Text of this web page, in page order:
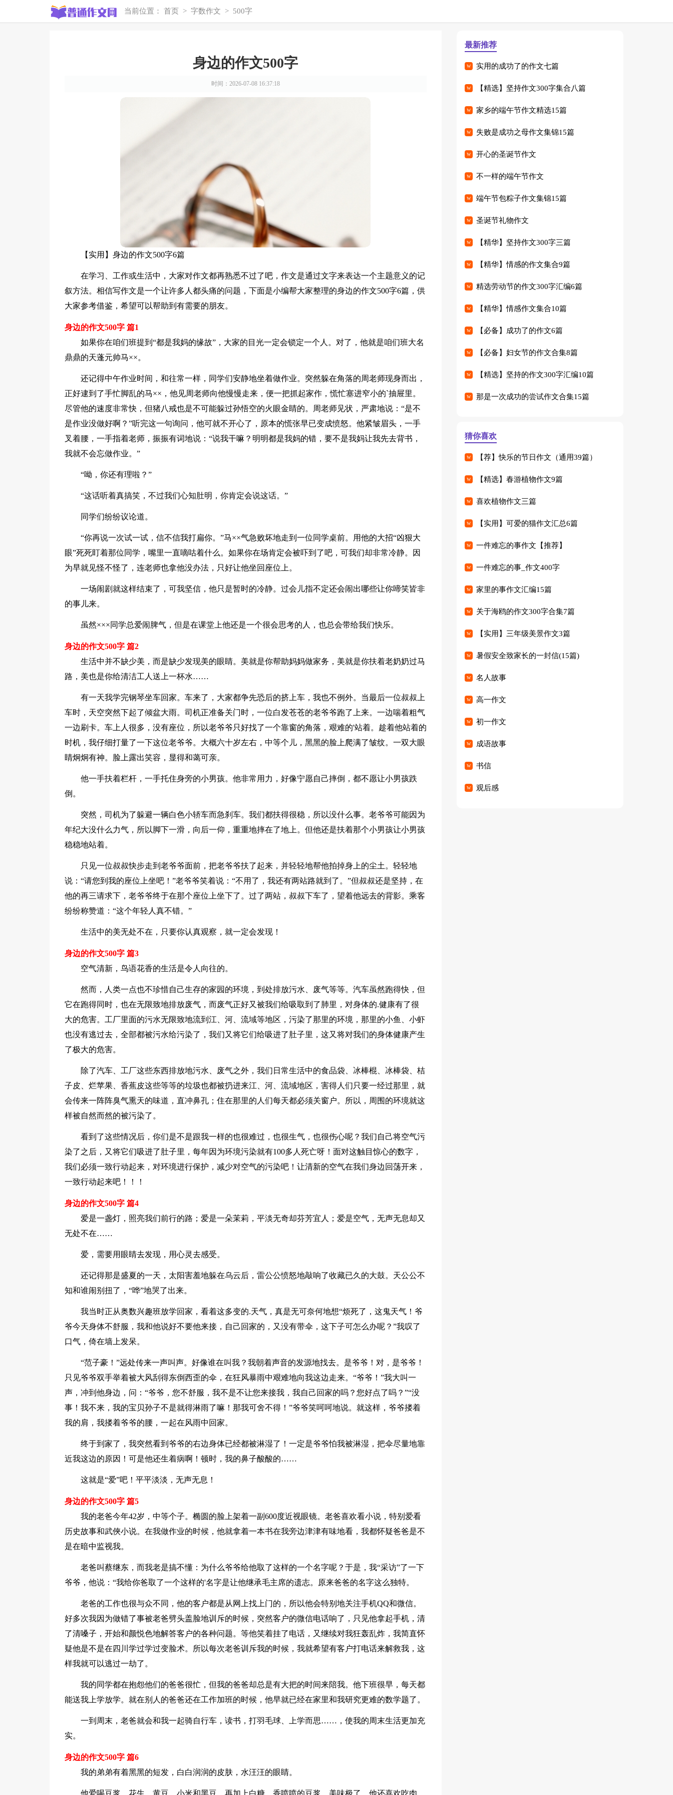
当前位置： 首页 > 字数作文 > 500字
身边的作文500字
时间：2026-07-08 16:37:18
【实用】身边的作文500字6篇
在学习、工作或生活中，大家对作文都再熟悉不过了吧，作文是通过文字来表达一个主题意义的记
叙方法。相信写作文是一个让许多人都头痛的问题，下面是小编帮大家整理的身边的作文500字6篇，供
大家参考借鉴，希望可以帮助到有需要的朋友。
身边的作文500字 篇1
如果你在咱们班提到“都是我妈的缘故”，大家的目光一定会锁定一个人。对了，他就是咱们班大名
鼎鼎的天蓬元帅马××。
还记得中午作业时间，和往常一样，同学们安静地坐着做作业。突然躲在角落的周老师现身而出，
正好逮到了手忙脚乱的马××，他见周老师向他慢慢走来，便一把抓起家作，慌忙塞进窄小的`抽屉里。
尽管他的速度非常快，但猪八戒也是不可能躲过孙悟空的火眼金睛的。周老师见状，严肃地说：“是不
是作业没做好啊？”听完这一句询问，他可就不开心了，原本的慌张早已变成愤怒。他紧皱眉头，一手
叉着腰，一手指着老师，振振有词地说：“说我干嘛？明明都是我妈的错，要不是我妈让我先去背书，
我就不会忘做作业。”
“呦，你还有理啦？”
“这话听着真搞笑，不过我们心知肚明，你肯定会说这话。”
同学们纷纷议论道。
“你再说一次试一试，信不信我打扁你。”马××气急败坏地走到一位同学桌前。用他的大招“凶狠大
眼”死死盯着那位同学，嘴里一直嘀咕着什么。如果你在场肯定会被吓到了吧，可我们却非常冷静。因
为早就见怪不怪了，连老师也拿他没办法，只好让他坐回座位上。
一场闹剧就这样结束了，可我坚信，他只是暂时的冷静。过会儿指不定还会闹出哪些让你啼笑皆非
的事儿来。
虽然×××同学总爱闹脾气，但是在课堂上他还是一个很会思考的人，也总会带给我们快乐。
身边的作文500字 篇2
生活中并不缺少美，而是缺少发现美的眼睛。美就是你帮助妈妈做家务，美就是你扶着老奶奶过马
路，美也是你给清洁工人送上一杯水……
有一天我学完钢琴坐车回家。车来了，大家都争先恐后的挤上车，我也不例外。当最后一位叔叔上
车时，天空突然下起了倾盆大雨。司机正准备关门时，一位白发苍苍的老爷爷跑了上来。一边喘着粗气
一边刷卡。车上人很多，没有座位，所以老爷爷只好找了一个靠窗的角落，艰难的'站着。趁着他站着的
时机，我仔细打量了一下这位老爷爷。大概六十岁左右，中等个儿，黑黑的脸上爬满了皱纹。一双大眼
睛炯炯有神。脸上露出笑容，显得和蔼可亲。
他一手扶着栏杆，一手托住身旁的小男孩。他非常用力，好像宁愿自己摔倒，都不愿让小男孩跌
倒。
突然，司机为了躲避一辆白色小轿车而急刹车。我们都扶得很稳，所以没什么事。老爷爷可能因为
年纪大没什么力气，所以脚下一滑，向后一仰，重重地摔在了地上。但他还是扶着那个小男孩让小男孩
稳稳地站着。
只见一位叔叔快步走到老爷爷面前，把老爷爷扶了起来，并轻轻地帮他拍掉身上的尘土。轻轻地
说：“请您到我的座位上坐吧！”老爷爷笑着说：“不用了，我还有两站路就到了。”但叔叔还是坚持，在
他的再三请求下，老爷爷终于在那个座位上坐下了。过了两站，叔叔下车了，望着他远去的背影。乘客
纷纷称赞道：“这个年轻人真不错。”
生活中的美无处不在，只要你认真观察，就一定会发现！
身边的作文500字 篇3
空气清新，鸟语花香的生活是令人向往的。
然而，人类一点也不珍惜自己生存的家园的环境，到处排放污水、废气等等。汽车虽然跑得快，但
它在跑得同时，也在无限致地排放废气，而废气正好又被我们给吸取到了肺里，对身体的.健康有了很
大的危害。工厂里面的污水无限致地流到江、河、流域等地区，污染了那里的环境，那里的小鱼、小虾
也没有逃过去，全部都被污水给污染了，我们又将它们给吸进了肚子里，这又将对我们的身体健康产生
了极大的危害。
除了汽车、工厂这些东西排放地污水、废气之外，我们日常生活中的食品袋、冰棒棍、冰棒袋、桔
子皮、烂苹果、香蕉皮这些等等的垃圾也都被扔进来江、河、流域地区，害得人们只要一经过那里，就
会传来一阵阵臭气熏天的味道，直冲鼻孔；住在那里的人们每天都必须关窗户。所以，周围的环境就这
样被自然而然的被污染了。
看到了这些情况后，你们是不是跟我一样的也很难过，也很生气，也很伤心呢？我们自己将空气污
染了之后，又将它们吸进了肚子里，每年因为环境污染就有100多人死亡呀！面对这触目惊心的数字，
我们必须一致行动起来，对环境进行保护，减少对空气的污染吧！让清新的空气在我们身边回荡开来，
一致行动起来吧！！！
身边的作文500字 篇4
爱是一盏灯，照亮我们前行的路；爱是一朵茉莉，平淡无奇却芬芳宜人；爱是空气，无声无息却又
无处不在……
爱，需要用眼睛去发现，用心灵去感受。
还记得那是盛夏的一天，太阳害羞地躲在乌云后，雷公公愤怒地敲响了收藏已久的大鼓。天公公不
知和谁闹别扭了，“哗”地哭了出来。
我当时正从奥数兴趣班放学回家，看着这多变的.天气，真是无可奈何地想“烦死了，这鬼天气！爷
爷今天身体不舒服，我和他说好不要他来接，自己回家的，又没有带伞，这下子可怎么办呢？”我叹了
口气，倚在墙上发呆。
“范子豪！”远处传来一声叫声。好像谁在叫我？我朝着声音的发源地找去。是爷爷！对，是爷爷！
只见爷爷双手举着被大风刮得东倒西歪的伞，在狂风暴雨中艰难地向我这边走来。“爷爷！”我大叫一
声，冲到他身边，问：“爷爷，您不舒服，我不是不让您来接我，我自己回家的吗？您好点了吗？”“没
事！我不来，我的宝贝孙子不是就得淋雨了嘛！那我可舍不得！”爷爷笑呵呵地说。就这样，爷爷搂着
我的肩，我搂着爷爷的腰，一起在风雨中回家。
终于到家了，我突然看到爷爷的右边身体已经都被淋湿了！一定是爷爷怕我被淋湿，把伞尽量地靠
近我这边的原因！可是他还生着病啊！顿时，我的鼻子酸酸的……
这就是“爱”吧！平平淡淡，无声无息！
身边的作文500字 篇5
我的老爸今年42岁，中等个子。椭圆的脸上架着一副600度近视眼镜。老爸喜欢看小说，特别爱看
历史故事和武俠小说。在我做作业的时候，他就拿着一本书在我旁边津津有味地看，我都怀疑爸爸是不
是在暗中监视我。
老爸叫蔡继东，而我老是搞不懂：为什么爷爷给他取了这样的一个名字呢？于是，我“采访”了一下
爷爷，他说：“我给你爸取了一个这样的'名字是让他继承毛主席的遗志。原来爸爸的名字这么独特。
老爸的工作也很与众不同，他的客户都是从网上找上门的，所以他会特别地关注手机QQ和微信。
好多次我因为做错了事被老爸劈头盖脸地训斥的时候，突然客户的微信电话响了，只见他拿起手机，清
了清嗓子，开始和颜悦色地解答客户的各种问题。等他笑着挂了电话，又继续对我狂轰乱炸，我简直怀
疑他是不是在四川学过学过变脸术。所以每次老爸训斥我的时候，我就希望有客户打电话来解救我，这
样我就可以逃过一劫了。
我的同学都在抱怨他们的爸爸很忙，但我的爸爸却总是有大把的时间来陪我。他下班很早，每天都
能送我上学放学。就在别人的爸爸还在工作加班的时候，他早就已经在家里和我研究更难的数学题了。
一到周末，老爸就会和我一起骑自行车，读书，打羽毛球、上学而思……，使我的周末生活更加充
实。
身边的作文500字 篇6
我的弟弟有着黑黑的短发，白白润润的皮肤，水汪汪的眼睛。
他爱喝豆浆。花生、黄豆、小米和黑豆，再加上白糖，香喷喷的豆浆，美味极了。他还喜欢吃肉
最新推荐
实用的成功了的作文七篇
【精选】坚持作文300字集合八篇
家乡的端午节作文精选15篇
失败是成功之母作文集锦15篇
开心的圣诞节作文
不一样的端午节作文
端午节包粽子作文集锦15篇
圣诞节礼物作文
【精华】坚持作文300字三篇
【精华】情感的作文集合9篇
精选劳动节的作文300字汇编6篇
【精华】情感作文集合10篇
【必备】成功了的作文6篇
【必备】妇女节的作文合集8篇
【精选】坚持的作文300字汇编10篇
那是一次成功的尝试作文合集15篇
猜你喜欢
【荐】快乐的节日作文（通用39篇）
【精选】春游植物作文9篇
喜欢植物作文三篇
【实用】可爱的猫作文汇总6篇
一件难忘的事作文【推荐】
一件难忘的事_作文400字
家里的事作文汇编15篇
关于海鸥的作文300字合集7篇
【实用】三年级美景作文3篇
暑假安全致家长的一封信(15篇)
名人故事
高一作文
初一作文
成语故事
书信
观后感